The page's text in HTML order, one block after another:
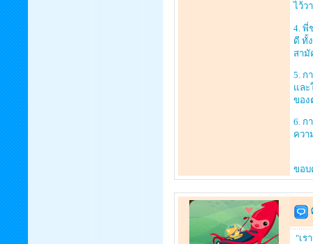
ไว้ว
4. พี่
ดี ทั้
สามั
5. ก
และ
ของ
6. ก
ควา
ขอบ
"เร